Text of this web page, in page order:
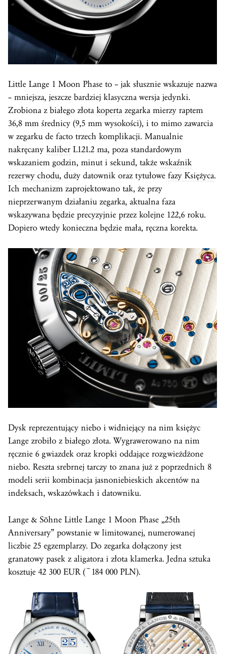
Little Lange 1 Moon Phase to – jak słusznie wskazuje nazwa
– mniejsza, jeszcze bardziej klasyczna wersja jedynki.
Zrobiona z białego złota koperta zegarka mierzy raptem
36,8 mm średnicy (9,5 mm wysokości), i to mimo zawarcia
w zegarku de facto trzech komplikacji. Manualnie
nakręcany kaliber L121.2 ma, poza standardowym
wskazaniem godzin, minut i sekund, także wskaźnik
rezerwy chodu, duży datownik oraz tytułowe fazy Księżyca.
Ich mechanizm zaprojektowano tak, że przy
nieprzerwanym działaniu zegarka, aktualna faza
wskazywana będzie precyzyjnie przez kolejne 122,6 roku.
Dopiero wtedy konieczna będzie mała, ręczna korekta.
Dysk reprezentujący niebo i widniejący na nim księżyc
Lange zrobiło z białego złota. Wygrawerowano na nim
ręcznie 6 gwiazdek oraz kropki oddające rozgwieżdżone
niebo. Reszta srebrnej tarczy to znana już z poprzednich 8
modeli serii kombinacja jasnoniebieskich akcentów na
indeksach, wskazówkach i datowniku.
Lange & Söhne Little Lange 1 Moon Phase „25th
Anniversary” powstanie w limitowanej, numerowanej
liczbie 25 egzemplarzy. Do zegarka dołączony jest
granatowy pasek z aligatora i złota klamerka. Jedna sztuka
kosztuje 42 300 EUR (~184 000 PLN).